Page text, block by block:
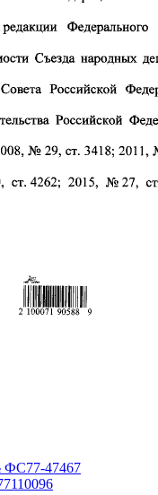
ФС77-47467